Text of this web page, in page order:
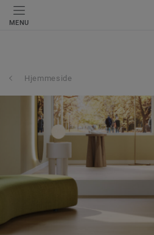
MENU
Hjemmeside